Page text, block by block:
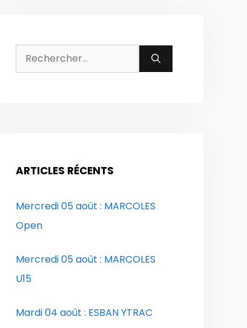
Rechercher :
ARTICLES RÉCENTS
Mercredi 05 août : MARCOLES
Open
Mercredi 05 août : MARCOLES
U15
Mardi 04 août : ESBAN YTRAC